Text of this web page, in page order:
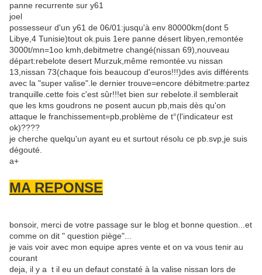
panne recurrente sur y61
joel
possesseur d'un y61 de 06/01:jusqu'à env 80000km(dont 5
Libye,4 Tunisie)tout ok.puis 1ere panne désert libyen,remontée
3000t/mn=1oo kmh,debitmetre changé(nissan 69),nouveau
départ:rebelote desert Murzuk,même remontée.vu nissan
13,nissan 73(chaque fois beaucoup d'euros!!!)des avis différents
avec la "super valise".le dernier trouve=encore débitmetre:partez
tranquille.cette fois c'est sûr!!!et bien sur rebelote.il semblerait
que les kms goudrons ne posent aucun pb,mais dès qu'on
attaque le franchissement=pb,problème de t°(l'indicateur est
ok)????
je cherche quelqu'un ayant eu et surtout résolu ce pb.svp,je suis
dégouté.
a+
MA REPONSE
bonsoir, merci de votre passage sur le blog et bonne question...et
comme on dit " question piège"...
je vais voir avec mon equipe apres vente et on va vous tenir au
courant
deja, il y a t il eu un defaut constaté à la valise nissan lors de